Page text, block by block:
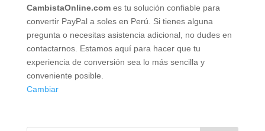
CambistaOnline.comes tu solución confiable para
convertir PayPal a soles en Perú. Si tienes alguna
pregunta o necesitas asistencia adicional, no dudes en
contactarnos. Estamos aquí para hacer que tu
experiencia de conversión sea lo más sencilla y
conveniente posible.
Cambiar